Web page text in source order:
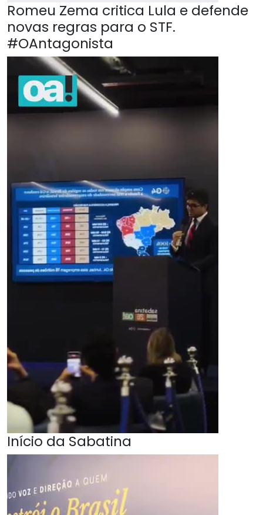
Romeu Zema critica Lula e defende
novas regras para o STF.
#OAntagonista
Início da Sabatina